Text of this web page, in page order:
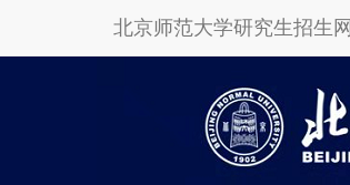
北京师范大学研究生招生网